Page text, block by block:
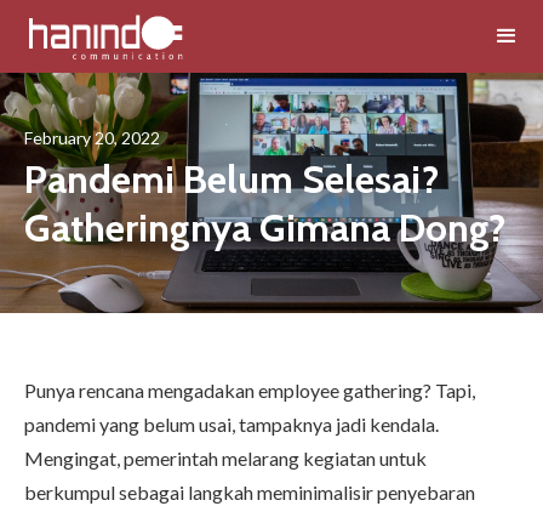
February 20, 2022
Pandemi Belum Selesai?
Gatheringnya Gimana Dong?
Punya rencana mengadakanemployee gathering? Tapi,
pandemi yang belum usai, tampaknya jadi kendala.
Mengingat, pemerintah melarang kegiatan untuk
berkumpul sebagai langkah meminimalisir penyebaran